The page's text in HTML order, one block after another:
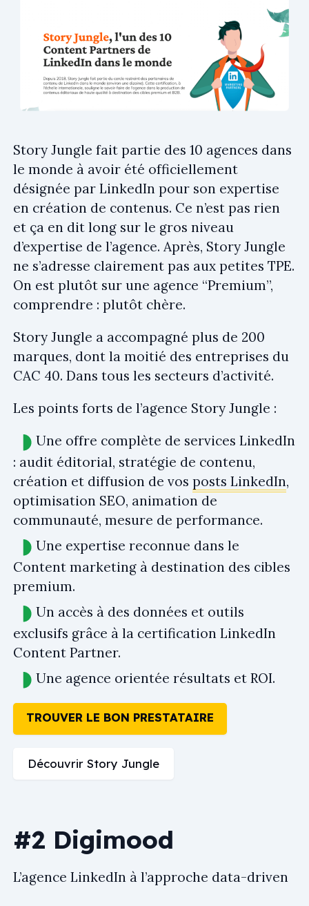
Story Jungle fait partie des 10 agences dans
le monde à avoir été officiellement
désignée par LinkedIn pour son expertise
en création de contenus. Ce n’est pas rien
et ça en dit long sur le gros niveau
d’expertise de l’agence. Après, Story Jungle
ne s’adresse clairement pas aux petites TPE.
On est plutôt sur une agence “Premium”,
comprendre : plutôt chère.
Story Jungle a accompagné plus de 200
marques, dont la moitié des entreprises du
CAC 40. Dans tous les secteurs d’activité.
Les points forts de l’agence Story Jungle :
Une offre complète de services LinkedIn
: audit éditorial, stratégie de contenu,
création et diffusion de vos posts LinkedIn,
optimisation SEO, animation de
communauté, mesure de performance.
Une expertise reconnue dans le
Content marketing à destination des cibles
premium.
Un accès à des données et outils
exclusifs grâce à la certification LinkedIn
Content Partner.
Une agence orientée résultats et ROI.
TROUVER LE BON PRESTATAIRE
Découvrir Story Jungle
#2 Digimood
L’agence LinkedIn à l’approche data-driven